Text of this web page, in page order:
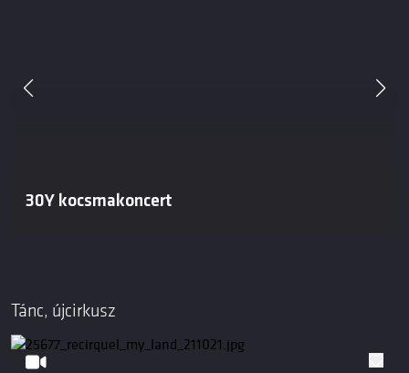
30Y kocsmakoncert
Tánc, újcirkusz